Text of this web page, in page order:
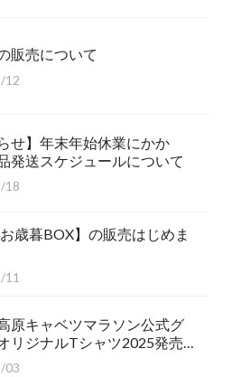
販売について
12
らせ】年末年始休業にかか
発送スケジュールについて
18
お歳暮BOX】の販売はじめま
11
高原キャベツマラソン公式グ
リジナルTシャツ2025発売
せ
03